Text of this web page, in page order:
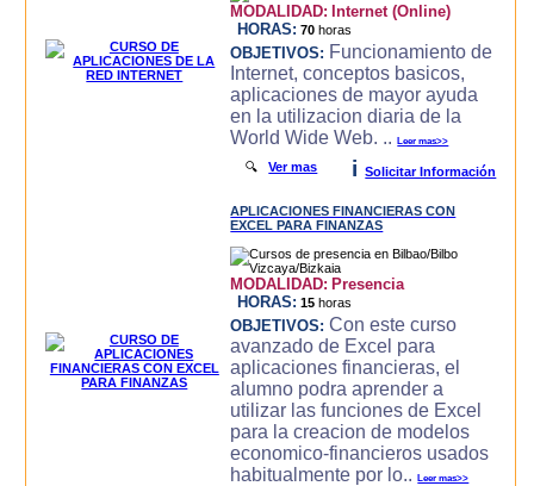
MODALIDAD: Internet (Online)
HORAS: 70 horas
OBJETIVOS: Funcionamiento de
Internet, conceptos basicos,
aplicaciones de mayor ayuda
en la utilizacion diaria de la
World Wide Web. ..Leer mas>>
🔍Ver mas i Solicitar Información
APLICACIONES FINANCIERAS CON
EXCEL PARA FINANZAS
MODALIDAD: Presencia
HORAS: 15 horas
OBJETIVOS: Con este curso
avanzado de Excel para
aplicaciones financieras, el
alumno podra aprender a
utilizar las funciones de Excel
para la creacion de modelos
economico-financieros usados
habitualmente por lo..Leer mas>>